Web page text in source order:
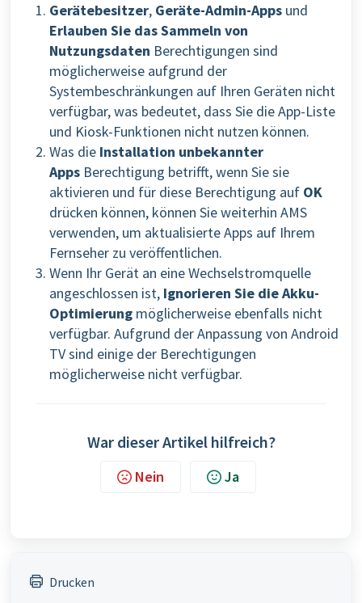
Gerätebesitzer, Geräte-Admin-Apps und
Erlauben Sie das Sammeln von
Nutzungsdaten Berechtigungen sind
möglicherweise aufgrund der
Systembeschränkungen auf Ihren Geräten nicht
verfügbar, was bedeutet, dass Sie die App-Liste
und Kiosk-Funktionen nicht nutzen können.
Was die Installation unbekannter
Apps Berechtigung betrifft, wenn Sie sie
aktivieren und für diese Berechtigung auf OK
drücken können, können Sie weiterhin AMS
verwenden, um aktualisierte Apps auf Ihrem
Fernseher zu veröffentlichen.
Wenn Ihr Gerät an eine Wechselstromquelle
angeschlossen ist, Ignorieren Sie die Akku-
Optimierung möglicherweise ebenfalls nicht
verfügbar. Aufgrund der Anpassung von Android
TV sind einige der Berechtigungen
möglicherweise nicht verfügbar.
War dieser Artikel hilfreich?
Nein Ja
Drucken